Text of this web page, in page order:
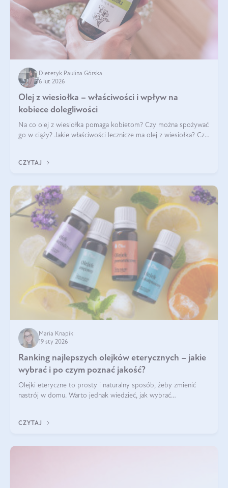
Dietetyk Paulina Górska
6 lut 2026
Olej z wiesiołka – właściwości i wpływ na
kobiece dolegliwości
Na co olej z wiesiołka pomaga kobietom? Czy można spożywać
go w ciąży? Jakie właściwości lecznicze ma olej z wiesiołka? Czy
CZYTAJ
Maria Knapik
19 sty 2026
Ranking najlepszych olejków eterycznych – jakie
wybrać i po czym poznać jakość?
Olejki eteryczne to prosty i naturalny sposób, żeby zmienić
nastrój w domu. Warto jednak wiedzieć, jak wybrać
kryteria wyboru!
CZYTAJ